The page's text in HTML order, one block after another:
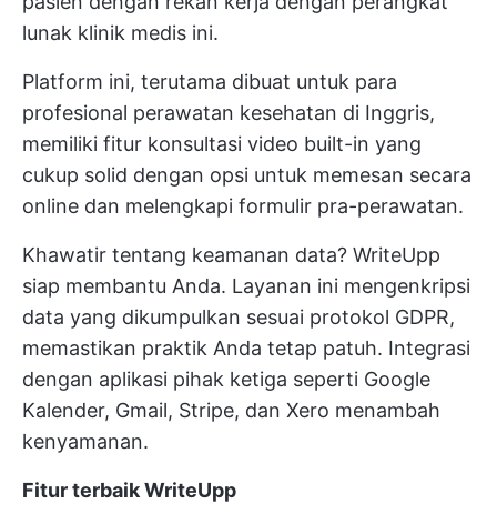
lunak klinik medis ini.
Platform ini, terutama dibuat untuk para
profesional perawatan kesehatan di Inggris,
memiliki fitur konsultasi video built-in yang
cukup solid dengan opsi untuk memesan secara
online dan melengkapi formulir pra-perawatan.
Khawatir tentang keamanan data? WriteUpp
siap membantu Anda. Layanan ini mengenkripsi
data yang dikumpulkan sesuai protokol GDPR,
memastikan praktik Anda tetap patuh. Integrasi
dengan aplikasi pihak ketiga seperti Google
Kalender, Gmail, Stripe, dan Xero menambah
kenyamanan.
Fitur terbaik WriteUpp